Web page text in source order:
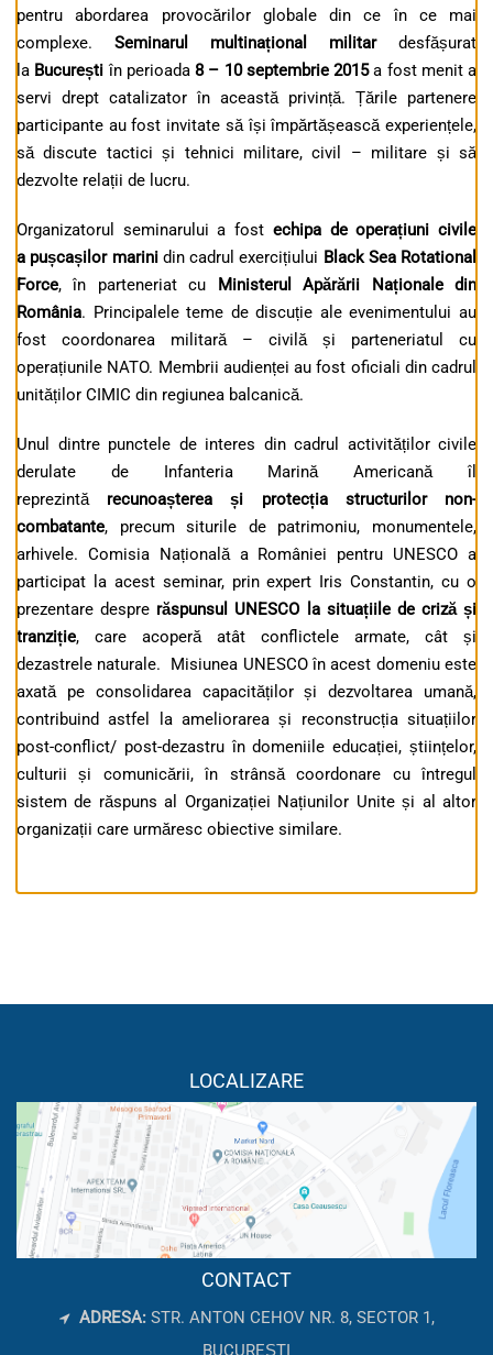
pentru abordarea provocărilor globale din ce în ce mai
complexe. Seminarul multinațional militar desfășurat
la București în perioada 8 – 10 septembrie 2015a fost menit a
servi drept catalizator în această privință. Țările partenere
participante au fost invitate să își împărtășească experiențele,
să discute tactici și tehnici militare, civil – militare și să
dezvolte relații de lucru.
Organizatorul seminarului a fost echipa de operațiuni civile
a pușcașilor marinidin cadrul exercițiului Black Sea Rotational
Force, în parteneriat cu Ministerul Apărării Naționale din
România. Principalele teme de discuție ale evenimentului au
fost coordonarea militară – civilă și parteneriatul cu
operațiunile NATO. Membrii audienței au fost oficiali din cadrul
unităților CIMIC din regiunea balcanică.
Unul dintre punctele de interes din cadrul activităților civile
derulate de Infanteria Marină Americană îl
reprezintă recunoașterea și protecția structurilor non-
combatante, precum siturile de patrimoniu, monumentele,
arhivele. Comisia Națională a României pentru UNESCO a
participat la acest seminar, prin expert Iris Constantin, cu o
prezentare despre răspunsul UNESCO la situațiile de criză și
tranziție, care acoperă atât conflictele armate, cât și
dezastrele naturale. Misiunea UNESCO în acest domeniu este
axată pe consolidarea capacităților și dezvoltarea umană,
contribuind astfel la ameliorarea și reconstrucția situațiilor
post-conflict/ post-dezastru în domeniile educației, științelor,
culturii și comunicării, în strânsă coordonare cu întregul
sistem de răspuns al Organizației Națiunilor Unite și al altor
organizații care urmăresc obiective similare.
LOCALIZARE
CONTACT
ADRESA: STR. ANTON CEHOV NR. 8, SECTOR 1,
BUCUREȘTI